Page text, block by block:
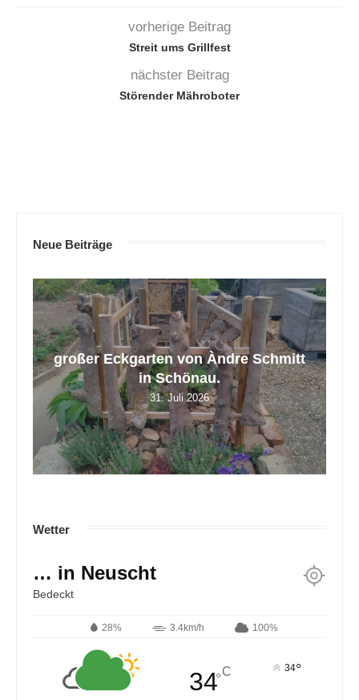
vorherige Beitrag
Streit ums Grillfest
nächster Beitrag
Störender Mähroboter
Neue Beiträge
Mein Rasen ist übersät mit Weißklee.
Was ist...
17. Juli 2026
Wetter
… in Neuscht
Bedeckt
28% 3.4km/h 100%
34°C 34°